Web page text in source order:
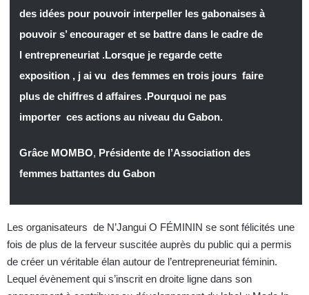
des idées pour pouvoir interpeller les gabonaises à
pouvoir s’ encourager et se battre dans le cadre de
l entrepreneuriat .Lorsque je regarde cette
exposition , j ai vu des femmes en trois jours faire
plus de chiffres d affaires .Pourquoi ne pas
importer ces actions au niveau du Gabon.
Grâce MOMBO, Présidente de l’Association des
femmes battantes du Gabon
Les organisateurs de N’Jangui O FÉMININ se sont félicités une
fois de plus de la ferveur suscitée auprès du public qui a permis
de créer un véritable élan autour de l’entrepreneuriat féminin.
Lequel évènement qui s’inscrit en droite ligne dans son